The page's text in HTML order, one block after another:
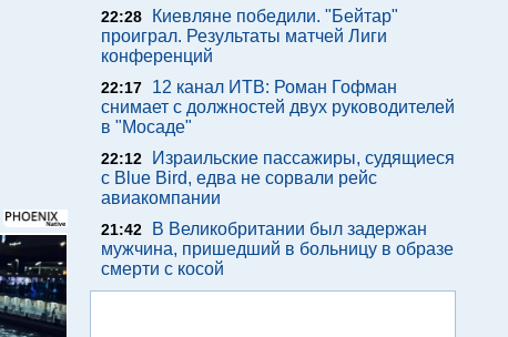
22:28
Киевляне победили. "Бейтар"
проиграл. Результаты матчей Лиги
конференций
22:17
12 канал ИТВ: Роман Гофман
снимает с должностей двух руководителей
в "Мосаде"
22:12
Израильские пассажиры, судящиеся
с Blue Bird, едва не сорвали рейс
авиакомпании
21:42
В Великобритании был задержан
мужчина, пришедший в больницу в образе
смерти с косой